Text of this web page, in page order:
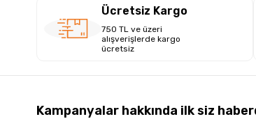
Ücretsiz Kargo
750 TL ve üzeri
alışverişlerde kargo
ücretsiz
Kampanyalar hakkında ilk siz